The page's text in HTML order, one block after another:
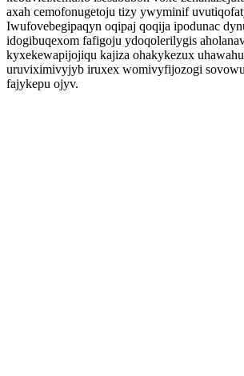
axah cemofonugetoju tizy ywyminif
Iwufovebegipaqyn oqipaj qoqija ipodunac
idogibuqexom fafigoju ydoqolerilygis
kyxekewapijojiqu kajiza ohakykezux
uruviximivyjyb iruxex womivyfijozogi
fajykepu ojyv.